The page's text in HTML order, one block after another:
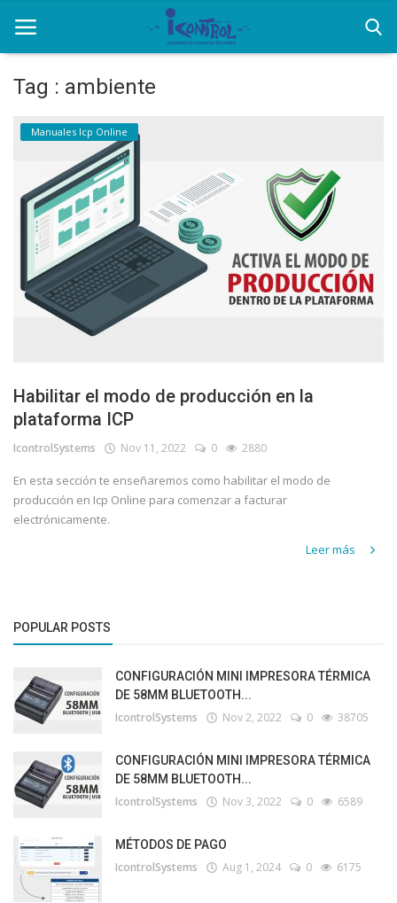
Home
Facturación Electrónica
Contactos
Login
Registrarse
Tag : ambiente
Manuales Icp Online
Habilitar el modo de producción en la
plataforma ICP
IcontrolSystems Nov 11, 2022 0 2880
En esta sección te enseñaremos como habilitar el modo de
producción en Icp Online para comenzar a facturar
electrónicamente.
Leer más
POPULAR POSTS
CONFIGURACIÓN MINI IMPRESORA TÉRMICA
DE 58MM BLUETOOTH...
IcontrolSystems Nov 2, 2022 0 38705
CONFIGURACIÓN MINI IMPRESORA TÉRMICA
DE 58MM BLUETOOTH...
IcontrolSystems Nov 3, 2022 0 6589
MÉTODOS DE PAGO
IcontrolSystems Aug 1, 2024 0 6175